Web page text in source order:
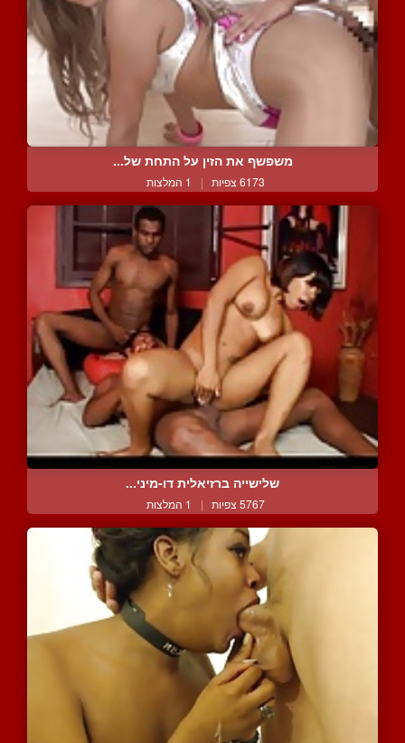
משפשף את הזין על התחת של...
6173 צפיות | 1 המלצות
שלישייה ברזיאלית דו-מיני...
5767 צפיות | 1 המלצות